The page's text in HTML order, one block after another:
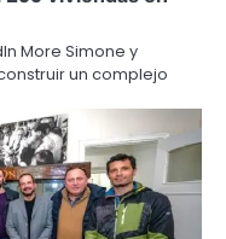
More Simone y
un complejo